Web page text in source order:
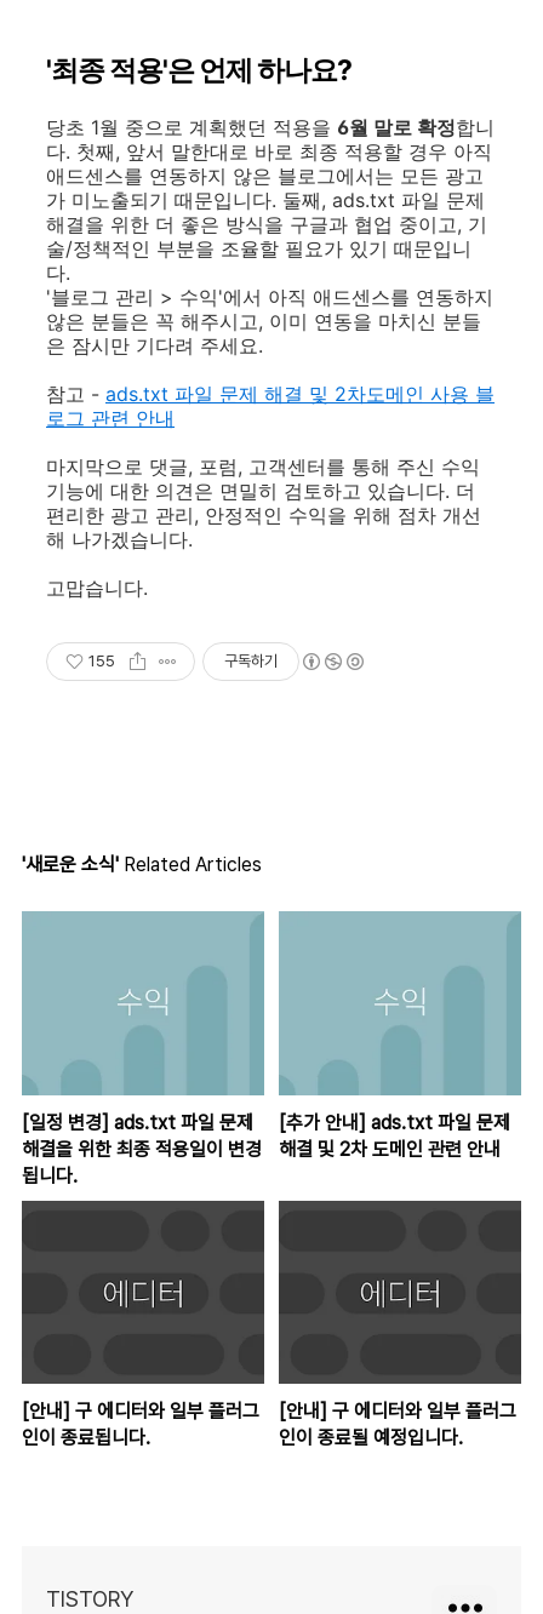
'최종 적용'은 언제 하나요?
당초 1월 중으로 계획했던 적용을 6월 말로 확정합니
다. 첫째, 앞서 말한대로 바로 최종 적용할 경우 아직
애드센스를 연동하지 않은 블로그에서는 모든 광고
가 미노출되기 때문입니다. 둘째, ads.txt 파일 문제
해결을 위한 더 좋은 방식을 구글과 협업 중이고, 기
술/정책적인 부분을 조율할 필요가 있기 때문입니
다.
'블로그 관리 > 수익'에서 아직 애드센스를 연동하지
않은 분들은 꼭 해주시고, 이미 연동을 마치신 분들
은 잠시만 기다려 주세요.
참고 - ads.txt 파일 문제 해결 및 2차도메인 사용 블
로그 관련 안내
마지막으로 댓글, 포럼, 고객센터를 통해 주신 수익
기능에 대한 의견은 면밀히 검토하고 있습니다. 더
편리한 광고 관리, 안정적인 수익을 위해 점차 개선
해 나가겠습니다.
고맙습니다.
155 구독하기
'새로운 소식' Related Articles
[일정 변경] ads.txt 파일 문제
해결을 위한 최종 적용일이 변경
됩니다.
[추가 안내] ads.txt 파일 문제
해결 및 2차 도메인 관련 안내
[안내] 구 에디터와 일부 플러그
인이 종료됩니다.
[안내] 구 에디터와 일부 플러그
인이 종료될 예정입니다.
TISTORY